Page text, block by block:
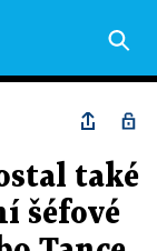
také
šéfové